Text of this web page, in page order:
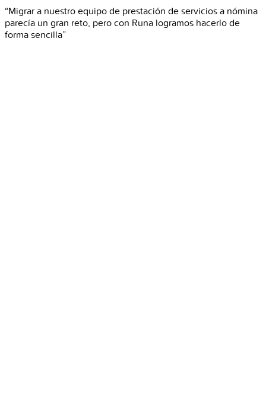
“Migrar a nuestro equipo de prestación de servicios a nómina
parecía un gran reto, pero con Runa logramos hacerlo de
forma sencilla”